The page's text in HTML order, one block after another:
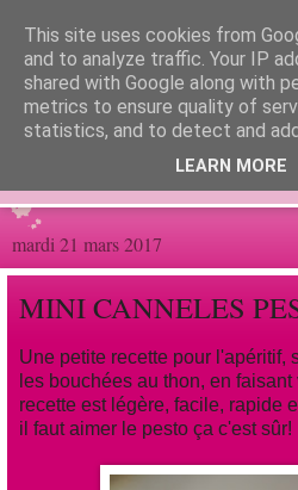
Les
Les gourmandises de Sandrine...
mardi 21 mars 2017
MINI CANNELES
Une petite recette pour l'apéritif,
les bouchées au thon, en
recette est légère, facile, rapide
il faut aimer le pesto ça c'est sûr!
This site uses cookies from
and to analyze traffic. Your IP
shared with Google along with
metrics to ensure quality of
statistics, and to detect and
LEARN MORE